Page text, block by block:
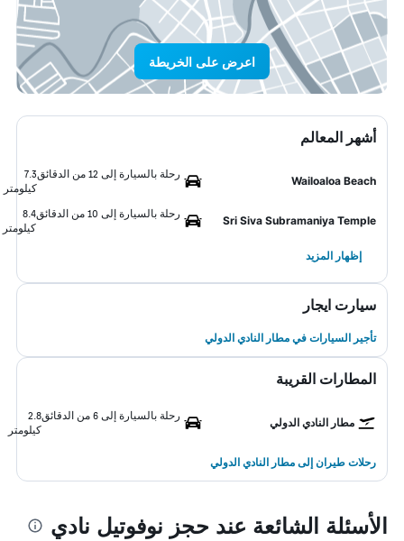
اعرض على الخريطة
أشهر المعالم
Wailoaloa Beach
رحلة بالسيارة إلى 12 من الدقائق
7.3
كيلومتر
Sri Siva Subramaniya Temple
رحلة بالسيارة إلى 10 من الدقائق
8.4
كيلومتر
إظهار المزيد
سيارت ايجار
تأجير السيارات في مطار النادي الدولي
المطارات القريبة
مطار النادي الدولي
رحلة بالسيارة إلى 6 من الدقائق
2.8
كيلومتر
رحلات طيران إلى مطار النادي الدولي
الأسئلة الشائعة عند حجز نوفوتيل نادي